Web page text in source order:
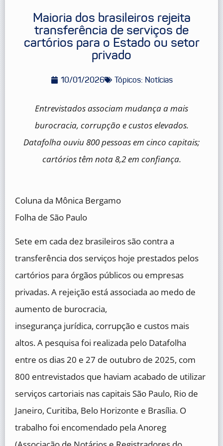
Maioria dos brasileiros rejeita
transferência de serviços de
cartórios para o Estado ou setor
privado
10/01/2026 Tópicos: Notícias
Entrevistados associam mudança a mais
burocracia, corrupção e custos elevados.
Datafolha ouviu 800 pessoas em cinco capitais;
cartórios têm nota 8,2 em confiança.
Coluna da Mônica Bergamo
Folha de São Paulo
Sete em cada dez brasileiros são contra a
transferência dos serviços hoje prestados pelos
cartórios para órgãos públicos ou empresas
privadas. A rejeição está associada ao medo de
aumento de burocracia,
insegurança jurídica, corrupção e custos mais
altos. A pesquisa foi realizada pelo Datafolha
entre os dias 20 e 27 de outubro de 2025, com
800 entrevistados que haviam acabado de utilizar
serviços cartoriais nas capitais São Paulo, Rio de
Janeiro, Curitiba, Belo Horizonte e Brasília. O
trabalho foi encomendado pela Anoreg